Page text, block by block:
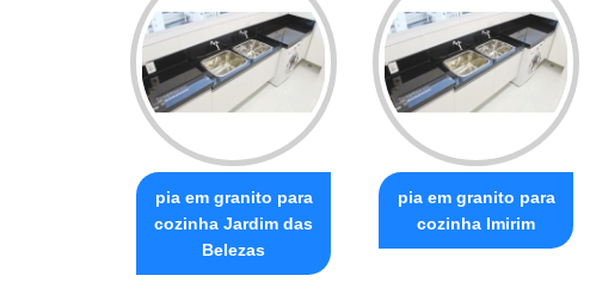
pia em granito para
cozinha Jardim das
Belezas
pia em granito para
cozinha Imirim